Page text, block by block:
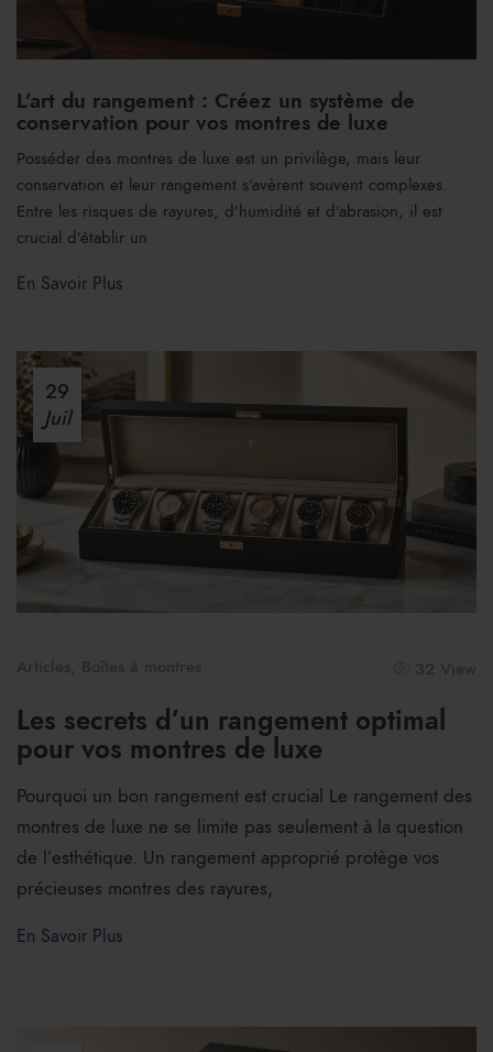
L’art du rangement : Créez un système de
conservation pour vos montres de luxe
Posséder des montres de luxe est un privilège, mais leur
conservation et leur rangement s’avèrent souvent complexes.
Entre les risques de rayures, d’humidité et d’abrasion, il est
crucial d’établir un
En Savoir Plus
29
Juil
Les secrets d’un rangement optimal
pour vos montres de luxe
Pourquoi un bon rangement est crucial Le rangement des
montres de luxe ne se limite pas seulement à la question
de l’esthétique. Un rangement approprié protège vos
précieuses montres des rayures,
En Savoir Plus